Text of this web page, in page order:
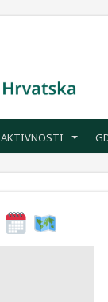
AKTIVNOSTI